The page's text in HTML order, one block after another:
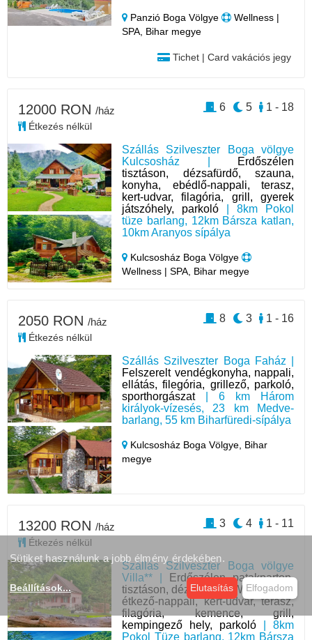
Panzió Boga Völgye
Wellness |
SPA, Bihar megye
Tichet | Card vakációs jegy
Szállás Szilveszter Boga völgye
Kulcsosház |
Erdőszélen
tisztáson, dézsafürdő, szauna,
konyha, ebédlő-nappali, terasz,
kert-udvar, filagória, grill, gyerek
játszóhely, parkoló | 8km Pokol
tüze barlang, 12km Bársza katlan,
10km Aranyos sípálya
Kulcsosház Boga Völgye
Wellness | SPA, Bihar megye
12000 RON /ház
Étkezés nélkül
1 - 18
5
6
Szállás Szilveszter Boga Faház |
Felszerelt vendégkonyha, nappali,
ellátás, filegória, grillező, parkoló,
sporthorgászat| 6 km Három
királyok-vízesés, 23 km Medve-
barlang, 55 km Biharfüredi-sípálya
Kulcsosház Boga Völgye, Bihar
megye
2050 RON /ház
Étkezés nélkül
1 - 16
3
8
Szállás Szilveszter Boga völgye
Villa** |
Erdőszélen patakparton,
tisztáson, dézsafürdő, WIFI, konya,
étkező-nappali, kert-udvar, terasz,
filagória, kemence, grill,
kempingező hely, parkoló | 8km
Pokol Tüze barlang, 12km Bársza
13200 RON /ház
Étkezés nélkül
1 - 11
4
3
Sütiket használunk a jobb élmény érdekében.
Beállítások... Elutasítás Elfogadom